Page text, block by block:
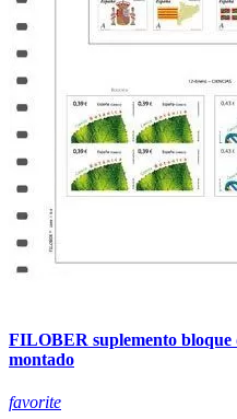
FILOBER suplemento bloque
montado
favorite